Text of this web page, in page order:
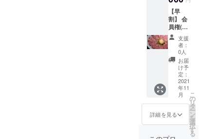
みメー
ルで予
約を受
け付け
ます ②
初回来
店時に
会員
カード
をお渡
します
③二回
目以
員専用
サイト
ンの消
化）と
させて
いただ
きま
す。
・
会員権
の有効
期限：
2022年
11月1日
から1年
で自動
当）
（1）当
店が利
用可能
になる
権利 会
員券有
効期
限：
2021年
11月1
日〜
2022年
11月１
日 WEB
ていた
【早
割】 会
員権(１
万円相
当) × 熊
本産馬
肉７種
コース
(１万円
相当) 当
店は完
全会員
制とな
り次回
の募集
未定で
支援
者：
0人
お届
け予
定：
2021
年11
月
詳細を見る
こ
の
リ
タ
ー
ン
を
選
択
す
る